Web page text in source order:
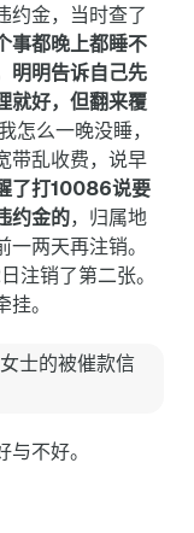
约金，当时查了
事都晚上都睡不
明明告诉自己先
就好，但翻来覆
怎么一晚没睡，
带乱收费，说早
了打10086说要
约金的，归属地
两天再注销。
注销了第二张。
。
士的被催款信
不好。